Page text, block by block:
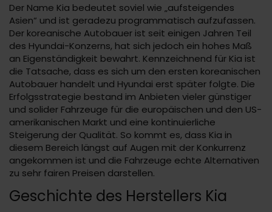
Der Name Kia bedeutet soviel wie „aufsteigendes
Asien“ und ist geradezu programmatisch aufzufassen.
Der koreanische Autobauer ist seit einigen Jahren Teil
des Hyundai-Konzerns, hat sich jedoch ein hohes Maß
an Eigenständigkeit bewahrt. Kennzeichnend für Kia ist
die Tatsache, dass es sich um den ersten koreanischen
Autobauer handelt und Hyundai erst später folgte. Die
Erfolgsstrategie bestand im Anbieten vieler günstiger
und solider Fahrzeuge für die europäischen und den US-
amerikanischen Markt und eine kontinuierliche
Steigerung der Qualität. So kommt es, dass Kia in
diesem Bereich längst auf Augen mit der Konkurrenz
angekommen ist und die Fahrzeuge echte Alternativen
zu sehr fairen Preisen darstellen.
Geschichte des Herstellers Kia